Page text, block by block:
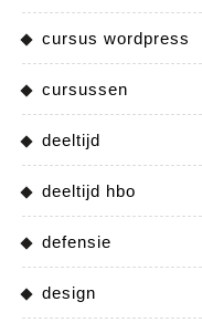
cursus wordpress
cursussen
deeltijd
deeltijd hbo
defensie
design